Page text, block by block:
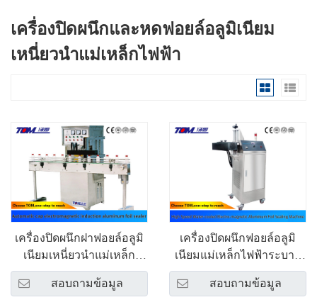
เครื่องปิดผนึกและหดฟอยล์อลูมิเนียม
เหนี่ยวนำแม่เหล็กไฟฟ้า
เครื่องปิดผนึกฝาฟอยล์อลูมิ
เนียมเหนี่ยวนำแม่เหล็ก
ไฟฟ้า LB-4000 แบบ
อัตโนมัติ
สอบถามข้อมูล
เครื่องปิดผนึกฟอยล์อลูมิ
เนียมแม่เหล็กไฟฟ้าระบาย
ความร้อนด้วยน้ำความเร็ว
สูง LB-6000A
สอบถามข้อมูล